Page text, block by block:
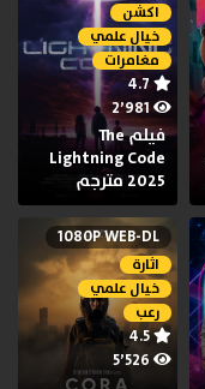
اكشن
خيال علمي
مغامرات
4.7
2٬981
فيلم The
Lightning Code
2025 مترجم
1080P WEB-DL
اثارة
خيال علمي
رعب
4.5